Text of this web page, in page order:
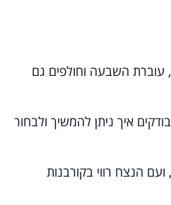
עוברת השבעה וחולפים גם
איך ניתן להמשיך ולבחור
הנצח רווי בקורבנות